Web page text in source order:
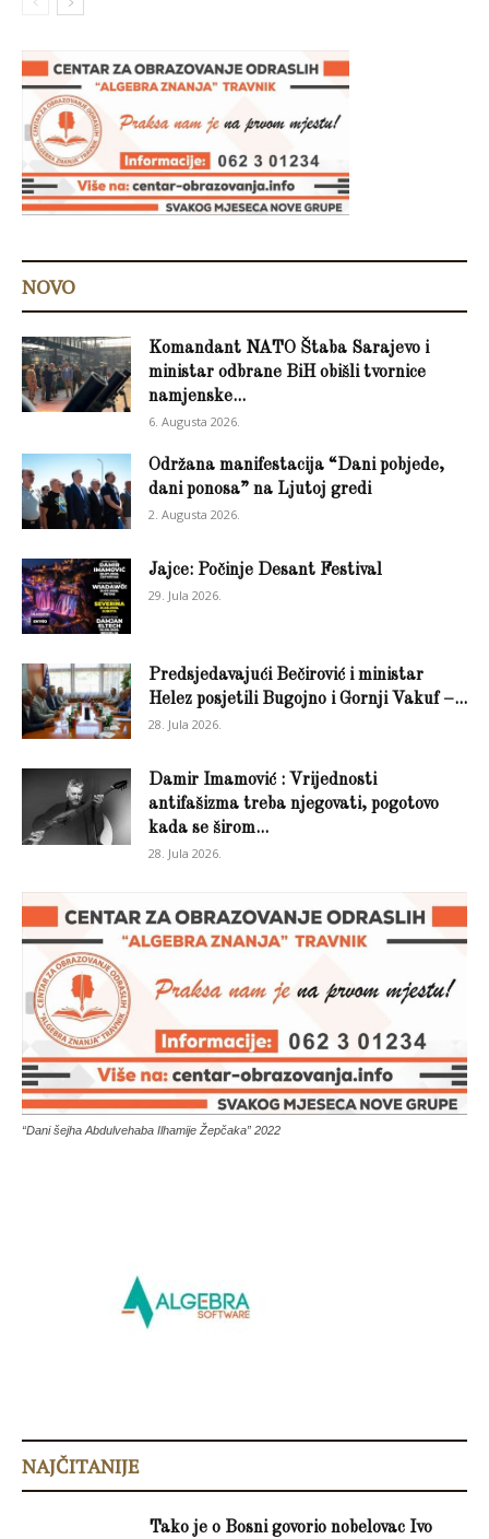
NOVO
Komandant NATO Štaba Sarajevo i
ministar odbrane BiH obišli tvornice
namjenske...
6. Augusta 2026.
Održana manifestacija “Dani pobjede,
dani ponosa” na Ljutoj gredi
2. Augusta 2026.
Jajce: Počinje Desant Festival
29. Jula 2026.
Predsjedavajući Bečirović i ministar
Helez posjetili Bugojno i Gornji Vakuf –...
28. Jula 2026.
Damir Imamović : Vrijednosti
antifašizma treba njegovati, pogotovo
kada se širom...
28. Jula 2026.
“Dani šejha Abdulvehaba Ilhamije Žepčaka” 2022
NAJČITANIJE
Tako je o Bosni govorio nobelovac Ivo